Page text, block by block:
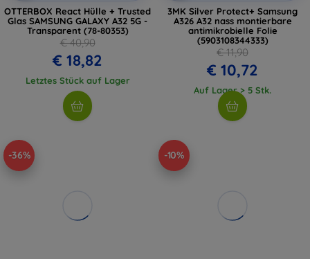
OTTERBOX React Hülle + Trusted
Glas SAMSUNG GALAXY A32 5G -
Transparent (78-80353)
€ 40,90
€ 18,82
Letztes Stück auf Lager
3MK Silver Protect+ Samsung
A326 A32 nass montierbare
antimikrobielle Folie
(5903108344333)
€ 11,90
€ 10,72
Auf Lager > 5 Stk.
-36% -10%